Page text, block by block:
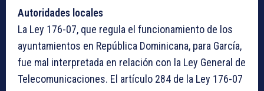
Autoridades locales
La Ley 176-07, que regula el funcionamiento de los
ayuntamientos en República Dominicana, para García,
fue mal interpretada en relación con la Ley General de
Telecomunicaciones. El artículo 284 de la Ley 176-07